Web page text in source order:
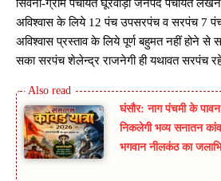
सिवनी-ग्राम पंचायत घूरवाड़ा जनपद पंचायत
अविश्वास के लिये 12 पंच उपसरपंच व सरपंच 7
अविश्वास प्रस्ताव के लिये पूर्ण बहुमत नहीं होने से
सका सरपंच शेलेन्द्र राजनेगी ही यथावत सरपंच
घंसौर: नाग पंचमी के
निकलेगी भव्य सनातन
भगवान नीलकंठ का